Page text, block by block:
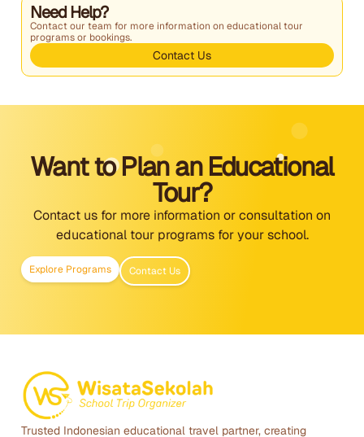
Need Help?
Contact our team for more information on educational tour
programs or bookings.
Contact Us
Want to Plan an Educational
Tour?
Contact us for more information or consultation on
educational tour programs for your school.
Explore Programs Contact Us
Trusted Indonesian educational travel partner, creating